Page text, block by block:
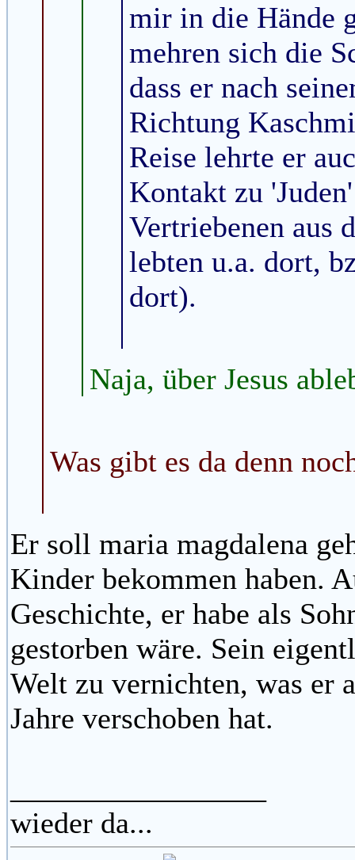
mir in die Hände
mehren sich die
dass er nach
Richtung
Reise lehrte er
Kontakt zu
Vertriebenen aus
lebten u.a. dort,
dort).
Naja, über Jesus
Was gibt es da denn
Er soll maria magdalena
Kinder bekommen haben.
Geschichte, er habe als
gestorben wäre. Sein
Welt zu vernichten, was er
Jahre verschoben hat.
wieder da...